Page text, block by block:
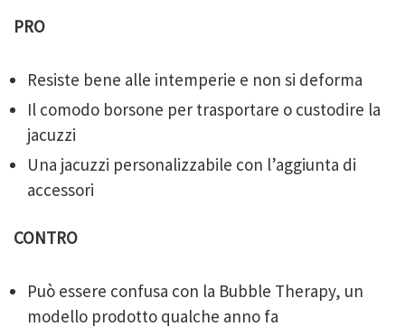
PRO
Resiste bene alle intemperie e non si deforma
Il comodo borsone per trasportare o custodire la
jacuzzi
Una jacuzzi personalizzabile con l’aggiunta di
accessori
CONTRO
Può essere confusa con la Bubble Therapy, un
modello prodotto qualche anno fa